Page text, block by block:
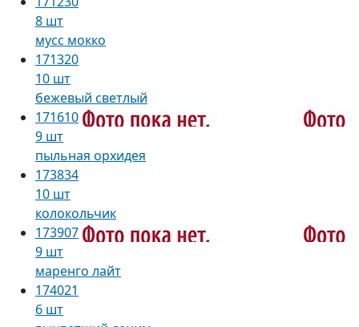
8 шт
мусс мокко
171320
10 шт
бежевый светлый
171610
9 шт
пыльная орхидея
173834
10 шт
колокольчик
173907
9 шт
маренго лайт
174021
6 шт